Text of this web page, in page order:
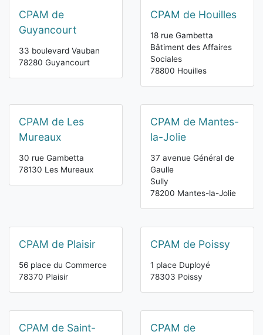
CPAM de
Guyancourt
33 boulevard Vauban
78280 Guyancourt
CPAM de Houilles
18 rue Gambetta
Bâtiment des Affaires
Sociales
78800 Houilles
CPAM de Les
Mureaux
30 rue Gambetta
78130 Les Mureaux
CPAM de Mantes-
la-Jolie
37 avenue Général de
Gaulle
Sully
78200 Mantes-la-Jolie
CPAM de Plaisir
56 place du Commerce
78370 Plaisir
CPAM de Poissy
1 place Duployé
78303 Poissy
CPAM de Saint-
CPAM de